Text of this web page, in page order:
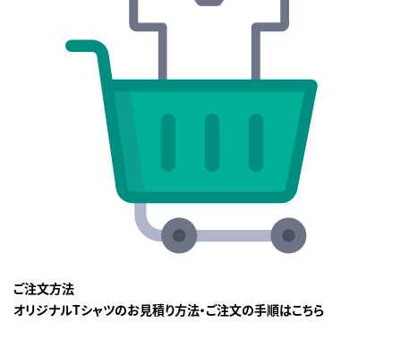
ご注文方法
オリジナルTシャツのお見積り方法・ご注文の手順はこちら